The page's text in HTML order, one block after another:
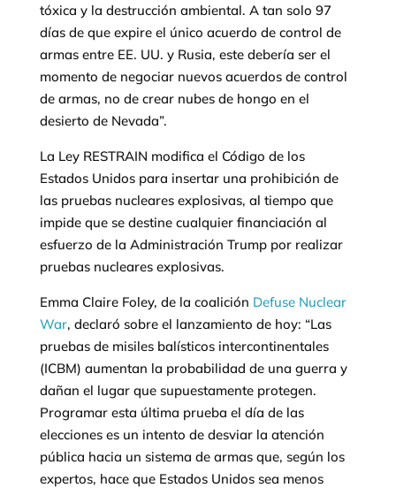
tóxica y la destrucción ambiental. A tan solo 97
días de que expire el único acuerdo de control de
armas entre EE. UU. y Rusia, este debería ser el
momento de negociar nuevos acuerdos de control
de armas, no de crear nubes de hongo en el
desierto de Nevada”.
La Ley RESTRAIN modifica el Código de los
Estados Unidos para insertar una prohibición de
las pruebas nucleares explosivas, al tiempo que
impide que se destine cualquier financiación al
esfuerzo de la Administración Trump por realizar
pruebas nucleares explosivas.
Emma Claire Foley, de la coalición Defuse Nuclear
War, declaró sobre el lanzamiento de hoy: “Las
pruebas de misiles balísticos intercontinentales
(ICBM) aumentan la probabilidad de una guerra y
dañan el lugar que supuestamente protegen.
Programar esta última prueba el día de las
elecciones es un intento de desviar la atención
pública hacia un sistema de armas que, según los
expertos, hace que Estados Unidos sea menos